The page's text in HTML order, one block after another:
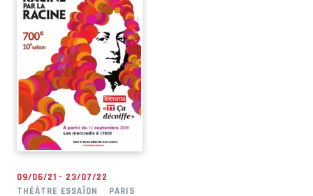
09/06/21 - 23/07/22
THÉÂTRE ESSAÏON
PARIS